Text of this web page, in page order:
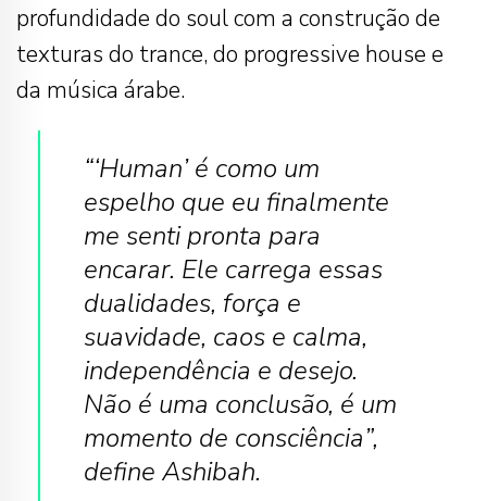
profundidade do soul com a construção de
texturas do trance, do progressive house e
da música árabe.
“‘Human’ é como um
espelho que eu finalmente
me senti pronta para
encarar. Ele carrega essas
dualidades, força e
suavidade, caos e calma,
independência e desejo.
Não é uma conclusão, é um
momento de consciência”,
define Ashibah.